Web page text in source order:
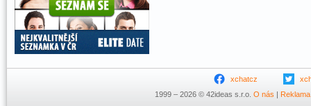
xchatcz
1999 – 2026 © 42ideas s.r.o. O nás | Reklama